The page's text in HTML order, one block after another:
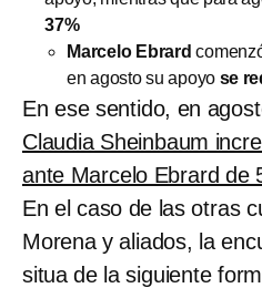
37%
Marcelo Ebrard
en agosto su apoyo se
En ese sentido, en
Claudia Sheinbaum
ante Marcelo Ebrard de
En el caso de las otras
Morena y aliados, la
situa de la siguiente